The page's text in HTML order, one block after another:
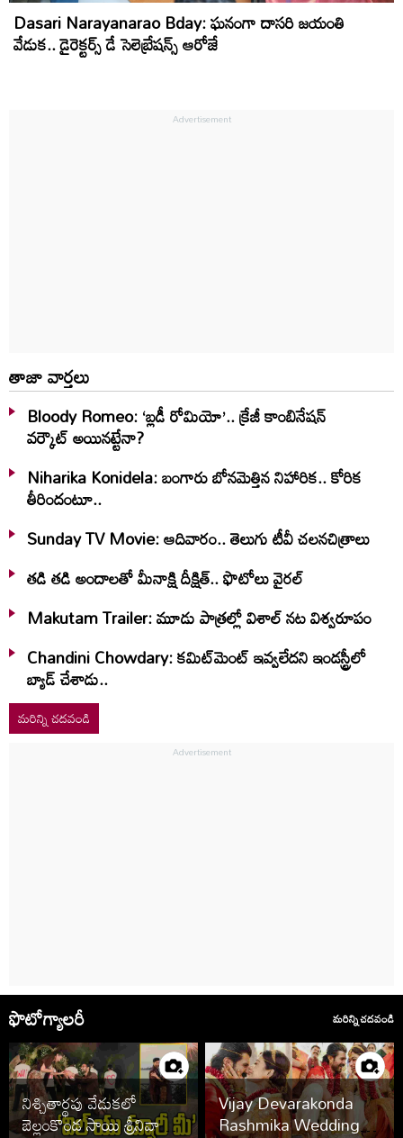
Dasari Narayanarao Bday: ఘనంగా దాసరి జయంతి
వేడుక.. డైరెక్టర్స్ డే సెలెబ్రేషన్స్ ఆరోజే
తాజా వార్తలు
Bloody Romeo: ‘బ్లడీ రోమియో’.. క్రేజీ కాంబినేషన్
వర్కౌట్ అయినట్టేనా?
Niharika Konidela: బంగారు బోనమెత్తిన నిహారిక.. కోరిక
తీరిందంటూ..
Sunday TV Movie: ఆదివారం.. తెలుగు టీవీ చ‌ల‌న‌చిత్రాలు
తడి తడి అందాలతో మీనాక్షి దీక్షిత్‌.. ఫొటోలు వైరల్
Makutam Trailer: మూడు పాత్రల్లో విశాల్ నట విశ్వరూపం
Chandini Chowdary: కమిట్‌మెంట్ ఇవ్వలేదని ఇండస్ట్రీలో
బ్యాడ్ చేశాడు..
మరిన్ని చదవండి
ఫొటోగ్యాలరీ మరిన్ని చదవండి
నిశ్చితార్థపు వేడుకలో
బెల్లంకొండ సాయి శ్రీనివాస్,
Vijay Devarakonda
Rashmika Wedding